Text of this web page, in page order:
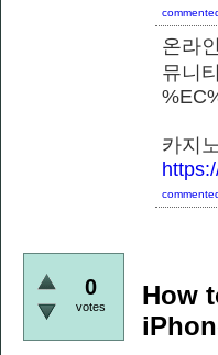
온라
뮤니
카지
0
votes
How